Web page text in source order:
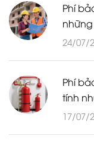
Phí
24/07/
Phí
tính
17/07/